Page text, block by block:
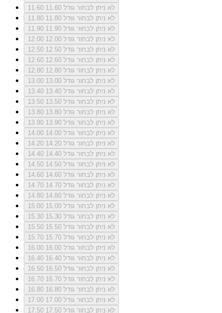
11.60
לא ניתן לבחור גודל 11.60
11.80
לא ניתן לבחור גודל 11.80
11.90
לא ניתן לבחור גודל 11.90
12.00
לא ניתן לבחור גודל 12.00
12.50
לא ניתן לבחור גודל 12.50
12.60
לא ניתן לבחור גודל 12.60
12.80
לא ניתן לבחור גודל 12.80
13.00
לא ניתן לבחור גודל 13.00
13.40
לא ניתן לבחור גודל 13.40
13.50
לא ניתן לבחור גודל 13.50
13.80
לא ניתן לבחור גודל 13.80
13.90
לא ניתן לבחור גודל 13.90
14.00
לא ניתן לבחור גודל 14.00
14.20
לא ניתן לבחור גודל 14.20
14.40
לא ניתן לבחור גודל 14.40
14.50
לא ניתן לבחור גודל 14.50
14.60
לא ניתן לבחור גודל 14.60
14.70
לא ניתן לבחור גודל 14.70
14.80
לא ניתן לבחור גודל 14.80
15.00
לא ניתן לבחור גודל 15.00
15.30
לא ניתן לבחור גודל 15.30
15.50
לא ניתן לבחור גודל 15.50
15.70
לא ניתן לבחור גודל 15.70
16.00
לא ניתן לבחור גודל 16.00
16.40
לא ניתן לבחור גודל 16.40
16.50
לא ניתן לבחור גודל 16.50
16.70
לא ניתן לבחור גודל 16.70
16.80
לא ניתן לבחור גודל 16.80
17.00
לא ניתן לבחור גודל 17.00
17.50
לא ניתן לבחור גודל 17.50